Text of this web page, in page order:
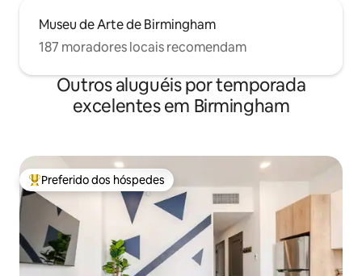
Museu de Arte de Birmingham
187 moradores locais recomendam
Outros aluguéis por temporada
excelentes em Birmingham
Entre os melhores preferidos dos hóspedes
Preferido dos hóspedes